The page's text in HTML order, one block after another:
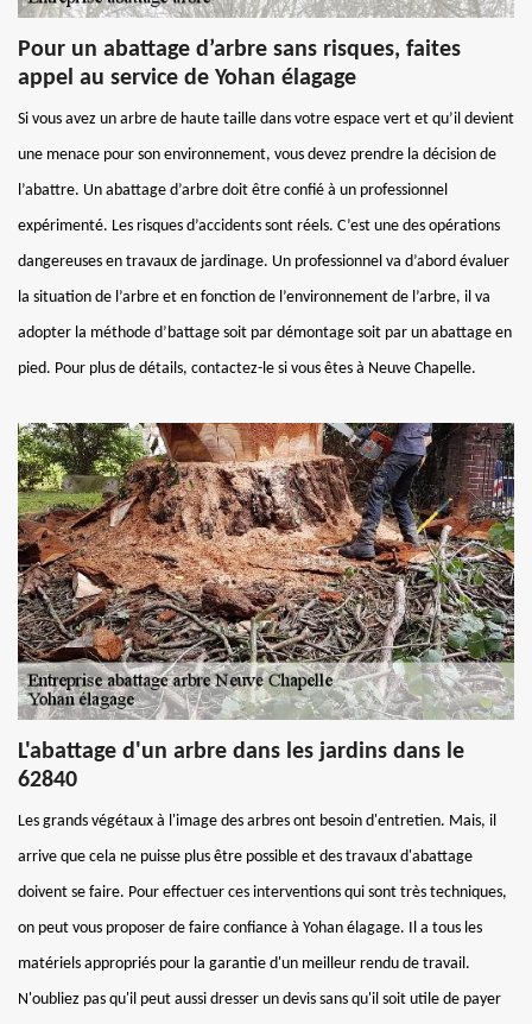
Pour un abattage d’arbre sans risques, faites
appel au service de Yohan élagage
Si vous avez un arbre de haute taille dans votre espace vert et qu’il devient
une menace pour son environnement, vous devez prendre la décision de
l’abattre. Un abattage d’arbre doit être confié à un professionnel
expérimenté. Les risques d’accidents sont réels. C’est une des opérations
dangereuses en travaux de jardinage. Un professionnel va d’abord évaluer
la situation de l’arbre et en fonction de l’environnement de l’arbre, il va
adopter la méthode d’battage soit par démontage soit par un abattage en
pied. Pour plus de détails, contactez-le si vous êtes à Neuve Chapelle.
L'abattage d'un arbre dans les jardins dans le
62840
Les grands végétaux à l'image des arbres ont besoin d'entretien. Mais, il
arrive que cela ne puisse plus être possible et des travaux d'abattage
doivent se faire. Pour effectuer ces interventions qui sont très techniques,
on peut vous proposer de faire confiance à Yohan élagage. Il a tous les
matériels appropriés pour la garantie d'un meilleur rendu de travail.
N'oubliez pas qu'il peut aussi dresser un devis sans qu'il soit utile de payer